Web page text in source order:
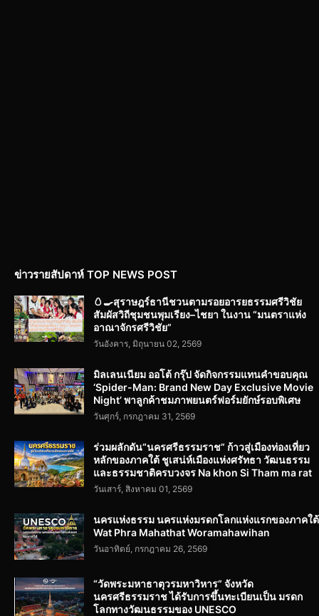
ข่าวรายสัปดาห์ TOP NEWS POST
🥚🍳สุราษฎร์ธานีชวนตามรอยอารยธรรมศรีวิชัย
สัมผัสวิถีชุมชนพุมเรียง–ไชยา ในงาน “มนตราแห่ง
อาณาจักรศรีวิชัย”
วันอังคาร, มิถุนายน 02, 2569
มิลเลนเนียม ออโต้ กรุ๊ป จัดกิจกรรมแทนคำขอบคุณ
‘Spider-Man: Brand New Day Exclusive Movie
Night’ พาลูกค้าชมภาพยนตร์ฟอร์มยักษ์รอบพิเศษ
วันศุกร์, กรกฎาคม 31, 2569
ร่วมผลักดัน“นครศรีธรรมราช” ก้าวสู่เมืองท่องเที่ยว
หลักของภาคใต้ ชูเสน่ห์เมืองแห่งศรัทธา วัฒนธรรม
และธรรมชาติครบวงจร Na khon Si Tham ma rat
วันเสาร์, สิงหาคม 01, 2569
นครแห่งธรรม นครแห่งมรดกโลกแห่งแรกของภาคใต้
Wat Phra Mahathat Woramahawihan
วันอาทิตย์, กรกฎาคม 26, 2569
“วัดพระมหาธาตุวรมหาวิหาร” จังหวัด
นครศรีธรรมราช ได้รับการขึ้นทะเบียนเป็น มรดก
โลกทางวัฒนธรรมของ UNESCO